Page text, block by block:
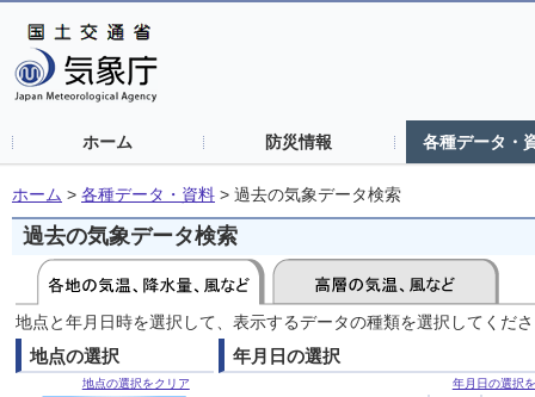
ホーム 防災情報 各種データ・
ホーム > 各種データ・資料 > 過去の気象データ検索
過去の気象データ検索
地点と年月日時を選択して、表示するデータの種類を選択してくだ
地点の選択
地点の選択をクリア
年月日の選択
年月日の選択